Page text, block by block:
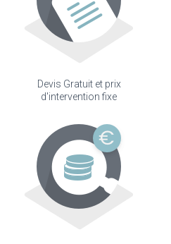
Devis Gratuit et prix
d'intervention fixe